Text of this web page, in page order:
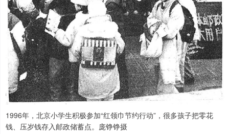
1996年，北京小学生积极参加“红领巾节约行动”，很多孩子把零花
钱、压岁钱存入邮政储蓄点。庞铮铮摄